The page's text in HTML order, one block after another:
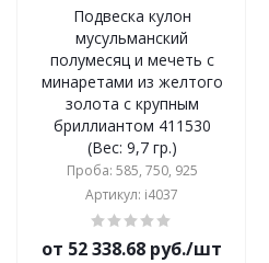
Подвеска кулон
мусульманский
полумесяц и мечеть с
минаретами из желтого
золота с крупным
бриллиантом 411530
(Вес: 9,7 гр.)
Проба: 585, 750, 925
Артикул: i4037
от 52 338.68 руб./шт